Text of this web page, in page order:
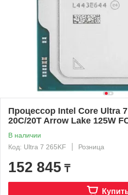
Процессор Intel Core Ultra
20C/20T Arrow Lake 125W
В наличии
Код: Ultra 7 265KF
Розница
152 845 ₸